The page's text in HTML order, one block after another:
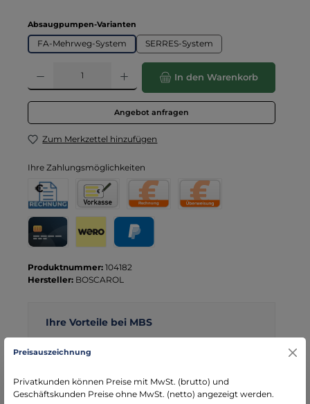
Absaugpumpen-Varianten
FA-Mehrweg-System SERRES-System
Produkt Anzahl: Gib den gewünschten Wert ein oder benutze die
In den Warenkorb
Angebot anfragen
Zum Merkzettel hinzufügen
Ihre Zahlungsmöglichkeiten
Rechnung
Rechnung für Behörden
Vorkasse
Produktnummer: 104182
Hersteller: BOSCAROL
Ihre Vorteile bei MBS
DE)
seit über 15 Jahren kompetenter Partner im
Bereich Notfallmedizin
Preisauszeichnung
Privatkunden können Preise mit MwSt. (brutto) und
Geschäftskunden Preise ohne MwSt. (netto) angezeigt werden.